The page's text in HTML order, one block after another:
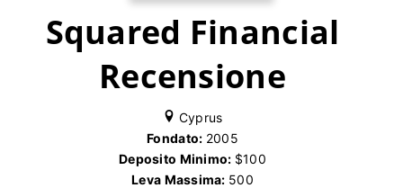
Squared Financial
Recensione
Cyprus
Fondato: 2005
Deposito Minimo: $100
Leva Massima: 500